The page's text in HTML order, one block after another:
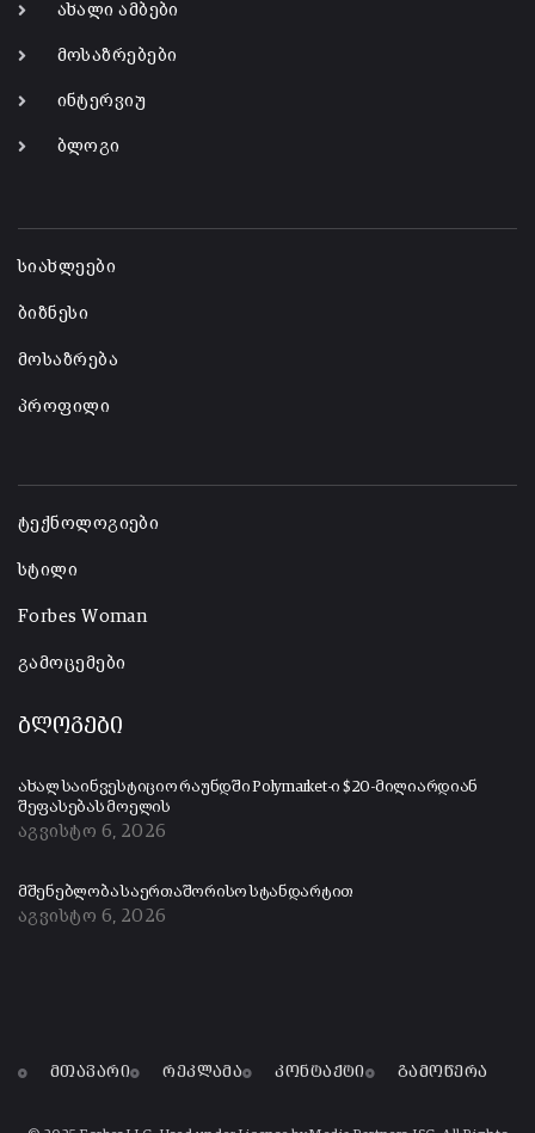
ახალი ამბები
მოსაზრებები
ინტერვიუ
ბლოგი
სიახლეები
ბიზნესი
მოსაზრება
პროფილი
ტექნოლოგიები
სტილი
Forbes Woman
გამოცემები
ბლოგები
ახალ საინვესტიციო რაუნდში Polymarket-ი $20-მილიარდიან
შეფასებას მოელის
აგვისტო 6, 2026
მშენებლობა საერთაშორისო სტანდარტით
აგვისტო 6, 2026
მთავარი რეკლამა კონტაქტი გამოწერა